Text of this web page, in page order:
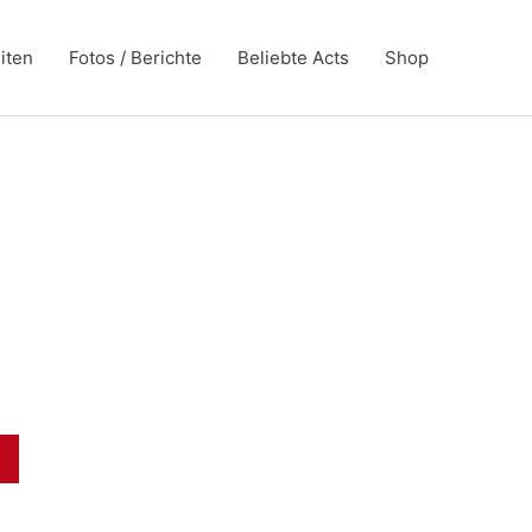
Fotos / Berichte Beliebte Acts Shop